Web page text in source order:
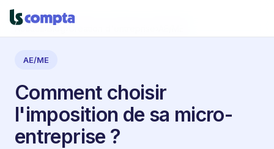
Accueil Blog
AE/ME
Comment choisir
l'imposition de sa micro-
entreprise ?